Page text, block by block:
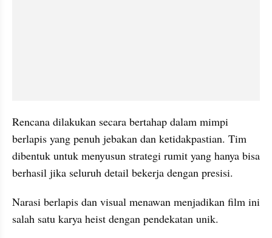
Rencana dilakukan secara bertahap dalam mimpi
berlapis yang penuh jebakan dan ketidakpastian. Tim
dibentuk untuk menyusun strategi rumit yang hanya bisa
berhasil jika seluruh detail bekerja dengan presisi.
Narasi berlapis dan visual menawan menjadikan film ini
salah satu karya heist dengan pendekatan unik.